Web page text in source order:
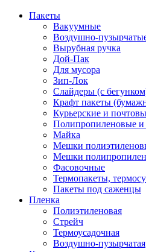
Пакеты
Вакуумные
Воздушно-
Вырубная ручка
Дой-Пак
Для мусора
Зип-Лок
Слайдеры (с
Крафт пакеты
Курьерские и
Полипропиленовые
Майка
Мешки
Мешки
Фасовочные
Термопакеты,
Пакеты под саженцы
Пленка
Полиэтиленовая
Стрейч
Термоусадочная
Воздушно-пузырчатая